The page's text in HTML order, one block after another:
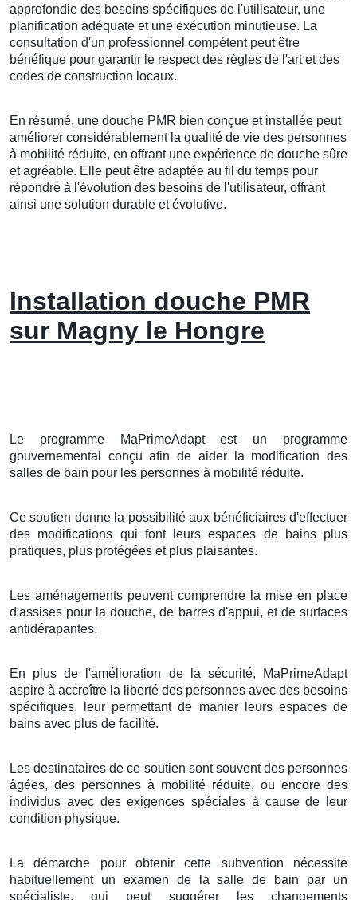
approfondie des besoins spécifiques de l'utilisateur, une
planification adéquate et une exécution minutieuse. La
consultation d'un professionnel compétent peut être
bénéfique pour garantir le respect des règles de l'art et des
codes de construction locaux.
En résumé, une douche PMR bien conçue et installée peut
améliorer considérablement la qualité de vie des personnes
à mobilité réduite, en offrant une expérience de douche sûre
et agréable. Elle peut être adaptée au fil du temps pour
répondre à l'évolution des besoins de l'utilisateur, offrant
ainsi une solution durable et évolutive.
Installation douche PMR
sur Magny le Hongre
Le programme MaPrimeAdapt est un programme
gouvernemental conçu afin de aider la modification des
salles de bain pour les personnes à mobilité réduite.
Ce soutien donne la possibilité aux bénéficiaires d'effectuer
des modifications qui font leurs espaces de bains plus
pratiques, plus protégées et plus plaisantes.
Les aménagements peuvent comprendre la mise en place
d'assises pour la douche, de barres d'appui, et de surfaces
antidérapantes.
En plus de l'amélioration de la sécurité, MaPrimeAdapt
aspire à accroître la liberté des personnes avec des besoins
spécifiques, leur permettant de manier leurs espaces de
bains avec plus de facilité.
Les destinataires de ce soutien sont souvent des personnes
âgées, des personnes à mobilité réduite, ou encore des
individus avec des exigences spéciales à cause de leur
condition physique.
La démarche pour obtenir cette subvention nécessite
habituellement un examen de la salle de bain par un
spécialiste, qui peut suggérer les changements